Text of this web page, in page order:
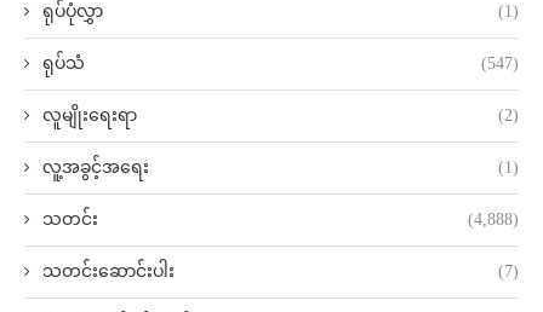
ရုပ်ပုံလွှာ (1)
ရုပ်သံ (547)
လူမျိုးရေးရာ (2)
လူ့အခွင့်အရေး (1)
သတင်း (4,888)
သတင်းဆောင်းပါး (7)